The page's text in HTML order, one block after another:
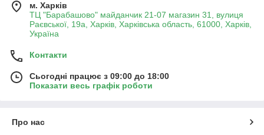
м. Харків
ТЦ "Барабашово" майданчик 21-07 магазин 31, вулиця
Раєвської, 19а, Харків, Харківська область, 61000, Харків,
Україна
Контакти
Сьогодні працює з 09:00 до 18:00
Показати весь графік роботи
Про нас